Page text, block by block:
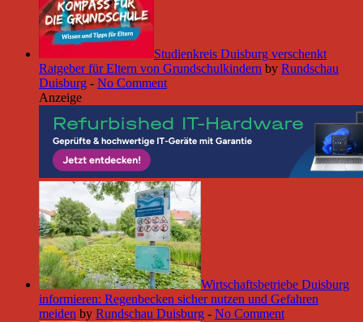
Studienkreis Duisburg verschenkt
Ratgeber für Eltern von Grundschulkindern by Rundschau
Duisburg - No Comment
Anzeige
Wirtschaftsbetriebe Duisburg
informieren: Regenbecken sicher nutzen und Gefahren
meiden by Rundschau Duisburg - No Comment